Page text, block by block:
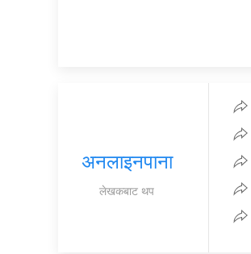
अनलाइनपाना
लेखकबाट थप